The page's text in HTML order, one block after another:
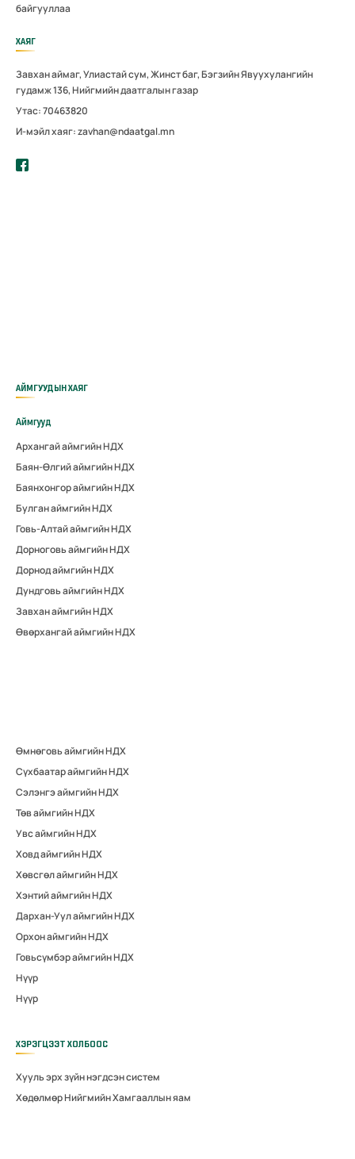
байгууллаа
ХАЯГ
Завхан аймаг, Улиастай сум, Жинст баг, Бэгзийн Явуухулангийн
гудамж 136, Нийгмийн даатгалын газар
Утас: 70463820
И-мэйл хаяг: zavhan@ndaatgal.mn
АЙМГУУДЫН ХАЯГ
Аймгууд
Архангай аймгийн НДХ
Баян-Өлгий аймгийн НДХ
Баянхонгор аймгийн НДХ
Булган аймгийн НДХ
Говь-Алтай аймгийн НДХ
Дорноговь аймгийн НДХ
Дорнод аймгийн НДХ
Дундговь аймгийн НДХ
Завхан аймгийн НДХ
Өвөрхангай аймгийн НДХ
Өмнөговь аймгийн НДХ
Сүхбаатар аймгийн НДХ
Сэлэнгэ аймгийн НДХ
Төв аймгийн НДХ
Увс аймгийн НДХ
Ховд аймгийн НДХ
Хөвсгөл аймгийн НДХ
Хэнтий аймгийн НДХ
Дархан-Уул аймгийн НДХ
Орхон аймгийн НДХ
Говьсүмбэр аймгийн НДХ
Нүүр
Нүүр
ХЭРЭГЦЭЭТ ХОЛБООС
Хууль эрх зүйн нэгдсэн систем
Хөдөлмөр Нийгмийн Хамгааллын яам